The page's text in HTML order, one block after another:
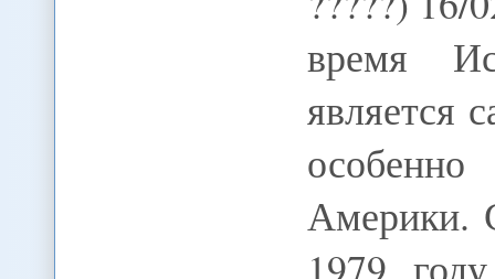
время
является
Америки.
1979